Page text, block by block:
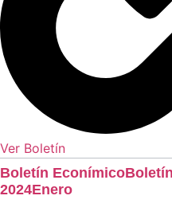
Ver Boletín
Boletín
2024Enero